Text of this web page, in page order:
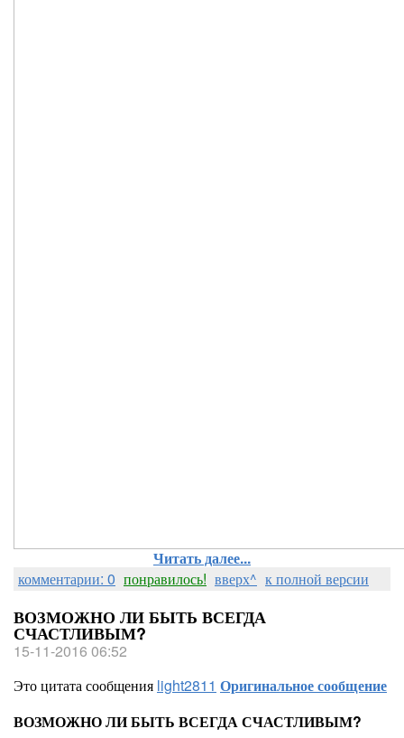
Читать далее...
комментарии: 0 понравилось! вверх^ к полной версии
ВОЗМОЖНО ЛИ БЫТЬ ВСЕГДА
СЧАСТЛИВЫМ?
15-11-2016 06:52
Это цитата сообщения light2811 Оригинальное сообщение
ВОЗМОЖНО ЛИ БЫТЬ ВСЕГДА СЧАСТЛИВЫМ?